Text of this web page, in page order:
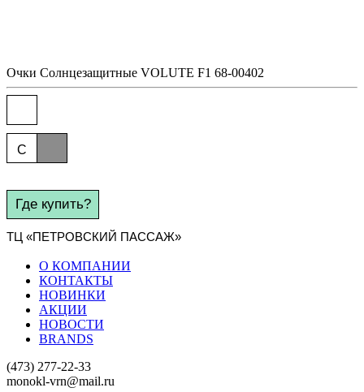
Очки Солнцезащитные VOLUTE F1 68-00402
C
Где купить?
ТЦ «ПЕТРОВСКИЙ ПАССАЖ»
О КОМПАНИИ
КОНТАКТЫ
НОВИНКИ
АКЦИИ
НОВОСТИ
BRANDS
(473) 277-22-33
monokl-vrn@mail.ru